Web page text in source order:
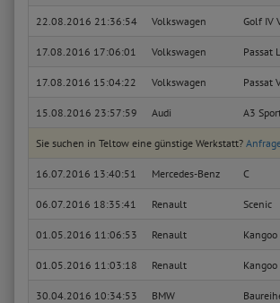
22.08.2016 21:36:54 Volkswagen Golf IV
17.08.2016 17:06:01 Volkswagen Passat
17.08.2016 15:04:22 Volkswagen Passat
15.08.2016 23:57:59 Audi A3
Sie suchen in Teltow eine günstige Werkstatt?
16.07.2016 13:40:51 Mercedes-Benz C
06.07.2016 18:35:41 Renault Scenic
01.05.2016 11:06:53 Renault Kangoo
01.05.2016 11:03:18 Renault Kangoo
30.04.2016 10:34:53 BMW